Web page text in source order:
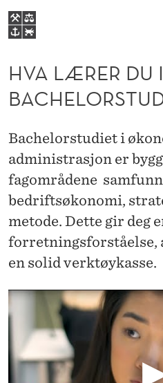
H
V
A
L
Æ
R
E
R
D
U
B
A
C
H
O
V
E
D
M
E
N
Y
VIDEREUTDANNING
BIBLIOTEKET
Ø
K
N
E
S
T
D
E
T
Studier
Forskning
Om NHH
Alumni
HVA LÆRER DU I
Bachelorstudiet i
administrasjon er
fagområdene
bedriftsøkonomi,
metode. Dette gir deg
forretningsforståelse,
en solid verktøykasse.